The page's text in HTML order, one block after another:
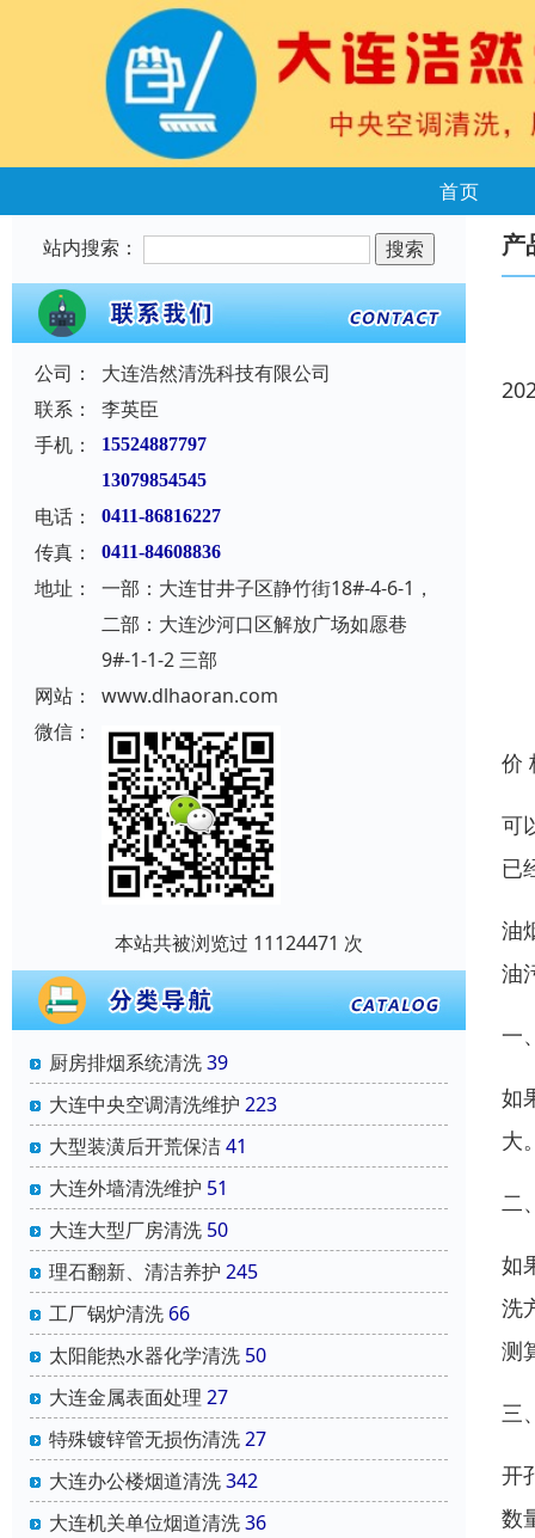
首页
站内搜索：
公司：
大连浩然清洗科技有限公司
联系：
李英臣
手机：
15524887797
13079854545
电话： 0411-86816227
传真： 0411-84608836
地址：
一部：大连甘井子区静竹街18#-4-6-1，
二部：大连沙河口区解放广场如愿巷
9#-1-1-2 三部
网站：
www.dlhaoran.com
微信：
本站共被浏览过 11124471 次
厨房排烟系统清洗39
大连中央空调清洗维护 223
大型装潢后开荒保洁41
大连外墙清洗维护 51
大连大型厂房清洗 50
理石翻新、清洁养护 245
工厂锅炉清洗 66
太阳能热水器化学清洗 50
大连金属表面处理 27
特殊镀锌管无损伤清洗27
大连办公楼烟道清洗342
大连机关单位烟道清洗36
产
价
可
已
油
油
一
如
大
二
如
洗
测
三
开
数